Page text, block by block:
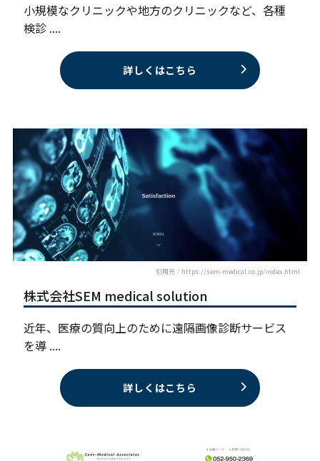
小規模なクリニックや地方のクリニックなど、各種
検診 ....
詳しくはこちら
引用元：https://sem-medical.co.jp/index.html
株式会社SEM medical solution
近年、医療の質向上のために遠隔画像診断サービス
を導 ....
詳しくはこちら